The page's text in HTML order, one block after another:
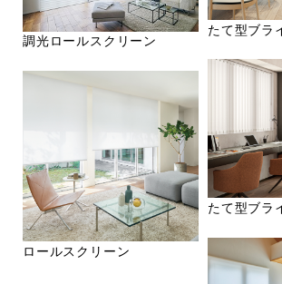
調光ロールスクリーン
ロールスクリーン
たて型ブラ
たて型ブラ